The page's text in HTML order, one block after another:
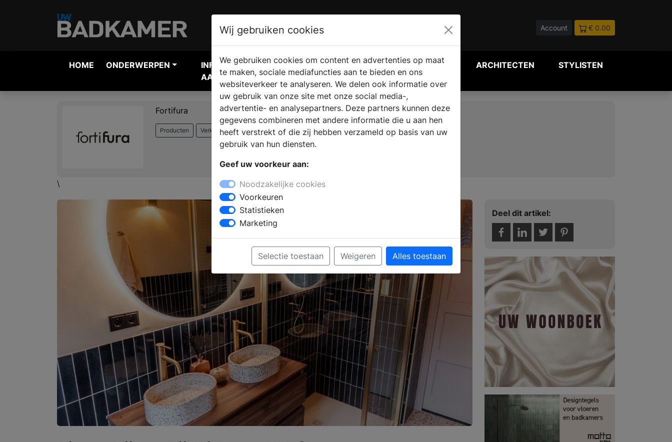
Account € 0.00
HOME ONDERWERPEN
INFORMATIE
AANVRAGEN
VERKOOPLOCATIE
VINDEN
WEBSHOP ARCHITECTEN STYLISTEN
Fortifura
Producten Verkooppunten Brochures Ga naar de website
\
Deel dit artikel:
Wij gebruiken cookies
We gebruiken cookies om content en advertenties op maat
te maken, sociale mediafuncties aan te bieden en ons
websiteverkeer te analyseren. We delen ook informatie over
uw gebruik van onze site met onze social media-,
advertentie- en analysepartners. Deze partners kunnen deze
gegevens combineren met andere informatie die u aan hen
heeft verstrekt of die zij hebben verzameld op basis van uw
gebruik van hun diensten.
Geef uw voorkeur aan:
Noodzakelijke cookies
Voorkeuren
Statistieken
Marketing
Selectie toestaan Weigeren Alles toestaan